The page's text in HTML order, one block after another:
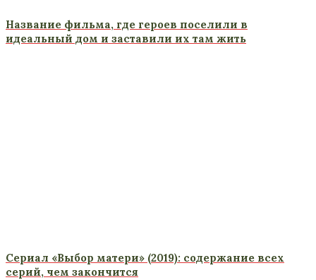
Название фильма, где героев поселили в
идеальный дом и заставили их там жить
Сериал «Выбор матери» (2019): содержание всех
серий, чем закончится